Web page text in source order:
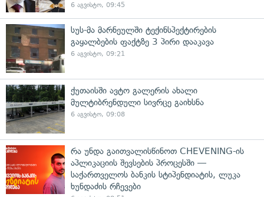
6 აგვისტო, 09:45
სუს-მა მარნეულში ტექინსპექტირების
გაყალბების ფაქტზე 3 პირი დააკავა
6 აგვისტო, 09:21
ქუთაისში ავტო გალერის ახალი
მულტიბრენდული სივრცე გაიხსნა
6 აგვისტო, 09:08
რა უნდა გაითვალისწინოთ CHEVENING-ის
აპლიკაციის შევსების პროცესში —
საქართველოს ბანკის სტიპენდიატის, ლუკა
ხუნდაძის რჩევები